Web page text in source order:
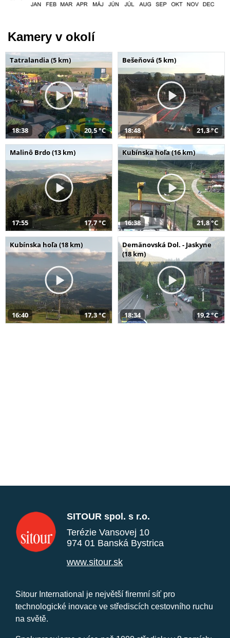
Kamery v okolí
Tatralandia (5 km)
18:38 20,5 °C
Bešeňová (5 km)
18:48 21,3 °C
Malinô Brdo (13 km)
17:55 17,7 °C
Kubínska hoľa (16 km)
16:38 21,8 °C
Kubínska hoľa (18 km)
16:40 17,3 °C
Demänovská Dol. - Jaskyne
(18 km)
18:34 19,2 °C
SITOUR spol. s r.o.
Terézie Vansovej 10
974 01 Banská Bystrica
www.sitour.sk
Sitour International je největší firemní síť pro
technologické inovace ve střediscích cestovního ruchu
na světě.